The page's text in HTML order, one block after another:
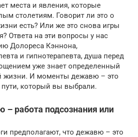
места и явления, которые
столетиям. Говорит ли это о
есть? Или же это снова игры
Ответа на эти вопросы у нас
Долореса Кэннона,
и гипнотерапевта, душа перед
уже знает определенный
жизни. И моменты дежавю – это
который вы выбрали.
– работа подсознания или
предполагают, что дежавю – это